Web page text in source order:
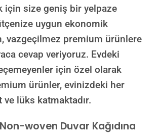
için size geniş bir yelpaze
uygun ekonomik
vazgeçilmez premium ürünlere
cevap veriyoruz. Evdeki
için özel olarak
ürünler, evinizdeki her
ve lüks katmaktadır.
woven Duvar Kağıdına